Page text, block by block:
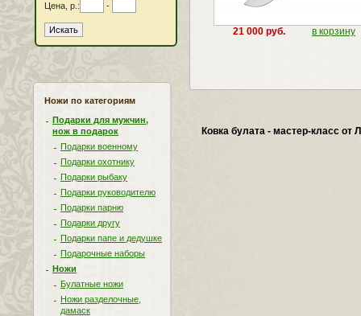
Цена, р.: -
Ножи по категориям
Подарки для мужчин,
нож в подарок
Подарки военному
Подарки охотнику
Подарки рыбаку
Подарки руководителю
Подарки парню
Подарки другу
Подарки папе и дедушке
Подарочные наборы
Ножи
Булатные ножи
Ножи разделочные,
дамаск
21 000 руб. в корзину
Ковка булата - мастер-класс от